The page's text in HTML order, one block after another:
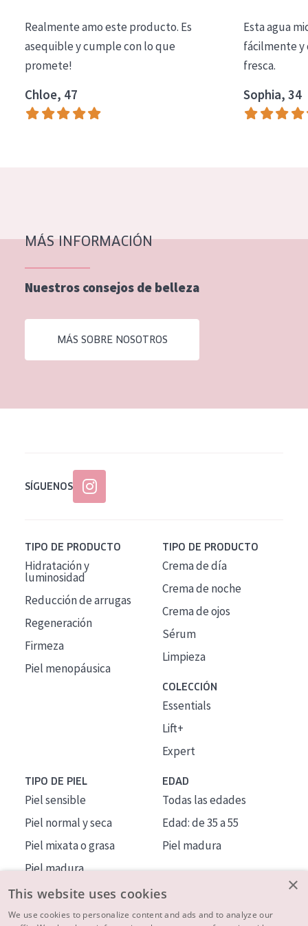
Essentials
Lift+
Expert
Piel madura
Piel menopáusica
EDAD
Realmente amo este producto. Es
asequible y cumple con lo que
promete!
Chloe, 47
Esta agua
fácilmente y
fresca.
Sophia, 34
MÁS INFORMACIÓN
Nuestros consejos de belleza
MÁS SOBRE NOSOTROS
SÍGUENOS
TIPO DE PRODUCTO
Hidratación y
luminosidad
Reducción de arrugas
Regeneración
Firmeza
Piel menopáusica
TIPO DE PRODUCTO
Crema de día
Crema de noche
Crema de ojos
Sérum
Limpieza
COLECCIÓN
Essentials
Lift+
Expert
TIPO DE PIEL
Piel sensible
Piel normal y seca
Piel mixata o grasa
Piel madura
Piel expuesta al sol
Piel menopáusica
EDAD
Todas las edades
Edad: de 35 a 55
Piel madura
×
This website uses cookies
We use cookies to personalize content and ads and to analyze our